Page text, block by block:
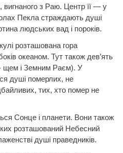
з Раю. Центр її — у
Пекла страждають душі
людських вад і пороків.
розташована гора
океаном. Тут також дев’ять
щем і Земним Раєм). У
душі померлих, не
тих, хто помер не
Сонце і планети. Вони також
розташований Небесний
душі праведників.